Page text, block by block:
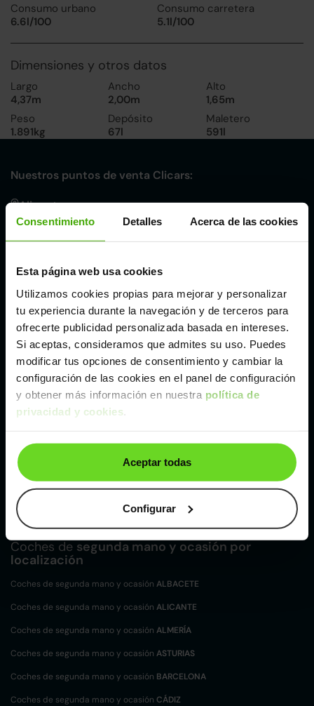
Consentimiento Detalles Acerca de las cookies
Esta página web usa cookies
Utilizamos cookies propias para mejorar y personalizar
tu experiencia durante la navegación y de terceros para
ofrecerte publicidad personalizada basada en intereses.
Si aceptas, consideramos que admites su uso. Puedes
modificar tus opciones de consentimiento y cambiar la
configuración de las cookies en el panel de configuración
y obtener más información en nuestra política de
privacidad y cookies
Aceptar todas
Configurar
Consumo urbano
6.6l/100
Consumo carretera
5.1l/100
Dimensiones y otros datos
Largo
4,37m
Ancho
2,00m
Alto
1,65m
Peso
1.891kg
Depósito
67l
Maletero
591l
Nuestros puntos de venta Clicars:
Alicante
Madrid
Málaga
Valencia
Zaragoza
Ver Land Rover Range Rover Evoque de segunda
mano y ocasión
Land Rover Range Rover Evoque de segunda mano y ocasión
Coches de segunda mano y ocasión por
localización
Coches de segunda mano y ocasión ALBACETE
Coches de segunda mano y ocasión ALICANTE
Coches de segunda mano y ocasión ALMERÍA
Coches de segunda mano y ocasión ASTURIAS
Coches de segunda mano y ocasión BARCELONA
Coches de segunda mano y ocasión CÁDIZ